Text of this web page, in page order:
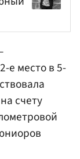
е место в 5-
счету